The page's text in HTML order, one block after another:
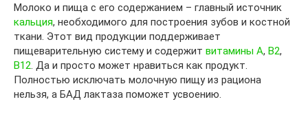
Молоко и пища с его содержанием – главный источник
кальция, необходимого для построения зубов и костной
ткани. Этот вид продукции поддерживает
пищеварительную систему и содержит витамины A, B2,
B12. Да и просто может нравиться как продукт.
Полностью исключать молочную пищу из рациона
нельзя, а БАД лактаза поможет усвоению.